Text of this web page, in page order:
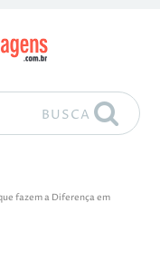
BUSCA
fazem a Diferença em